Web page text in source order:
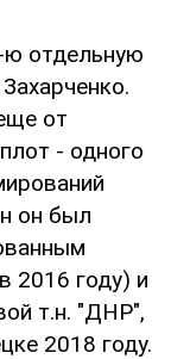
отдельную
от
- одного
он был
2016 году) и
т.н. "ДНР",
2018 году.